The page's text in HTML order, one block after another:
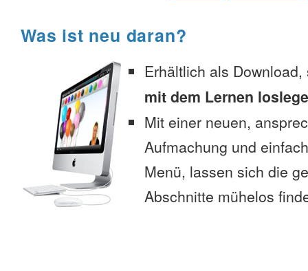
Was ist neu daran?
Erhältlich als
mit dem Lernen
Mit einer neuen,
Aufmachung und
Menü, lassen sich die
Abschnitte mühelos